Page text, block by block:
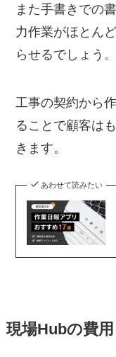
また手書きでの
力作業がほとん
らせるでしょう。
工事の契約から
ることで顧客は
きます。
あわせて読みたい
現場Hubの費